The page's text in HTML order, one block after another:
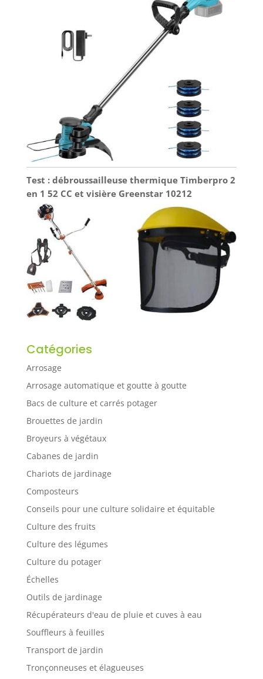
Test : débroussailleuse thermique Timberpro 2
en 1 52 CC et visière Greenstar 10212
Catégories
Arrosage
Arrosage automatique et goutte à goutte
Bacs de culture et carrés potager
Brouettes de jardin
Broyeurs à végétaux
Cabanes de jardin
Chariots de jardinage
Composteurs
Conseils pour une culture solidaire et équitable
Culture des fruits
Culture des légumes
Culture du potager
Échelles
Outils de jardinage
Récupérateurs d'eau de pluie et cuves à eau
Souffleurs à feuilles
Transport de jardin
Tronçonneuses et élagueuses